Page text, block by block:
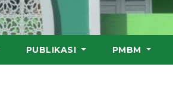
PUBLIKASI PMBM